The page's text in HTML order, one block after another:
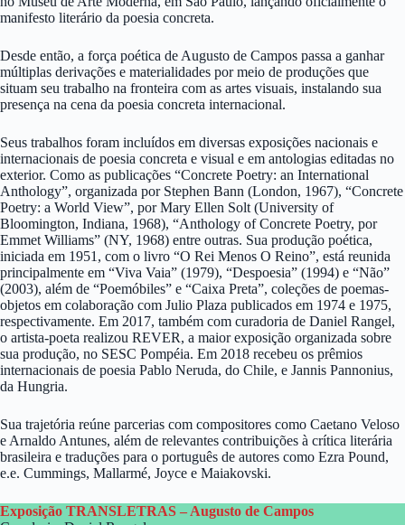
manifesto literário da poesia concreta.
Desde então, a força poética de Augusto de Campos passa a ganhar
múltiplas derivações e materialidades por meio de produções que
situam seu trabalho na fronteira com as artes visuais, instalando sua
presença na cena da poesia concreta internacional.
Seus trabalhos foram incluídos em diversas exposições nacionais e
internacionais de poesia concreta e visual e em antologias editadas no
exterior. Como as publicações “Concrete Poetry: an International
Anthology”, organizada por Stephen Bann (London, 1967), “Concrete
Poetry: a World View”, por Mary Ellen Solt (University of
Bloomington, Indiana, 1968), “Anthology of Concrete Poetry, por
Emmet Williams” (NY, 1968) entre outras. Sua produção poética,
iniciada em 1951, com o livro “O Rei Menos O Reino”, está reunida
principalmente em “Viva Vaia” (1979), “Despoesia” (1994) e “Não”
(2003), além de “Poemóbiles” e “Caixa Preta”, coleções de poemas-
objetos em colaboração com Julio Plaza publicados em 1974 e 1975,
respectivamente. Em 2017, também com curadoria de Daniel Rangel,
o artista-poeta realizou REVER, a maior exposição organizada sobre
sua produção, no SESC Pompéia. Em 2018 recebeu os prêmios
internacionais de poesia Pablo Neruda, do Chile, e Jannis Pannonius,
da Hungria.
Sua trajetória reúne parcerias com compositores como Caetano Veloso
e Arnaldo Antunes, além de relevantes contribuições à crítica literária
brasileira e traduções para o português de autores como Ezra Pound,
e.e. Cummings, Mallarmé, Joyce e Maiakovski.
Exposição TRANSLETRAS – Augusto de Campos